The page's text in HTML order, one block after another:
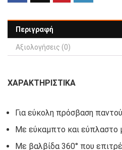
Περιγραφή
Αξιολογήσεις (0)
ΧΑΡΑΚΤΗΡΙΣΤΙΚΑ
Για εύκολη πρόσβαση παντού
Με εύκαμπτο και εύπλαστο
Με βαλβίδα 360° που